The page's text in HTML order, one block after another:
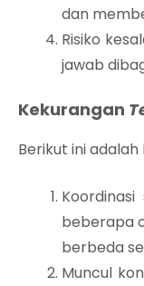
dan
Risiko
jawab
Kekurangan
Berikut ini
beberapa
berbeda
Muncul